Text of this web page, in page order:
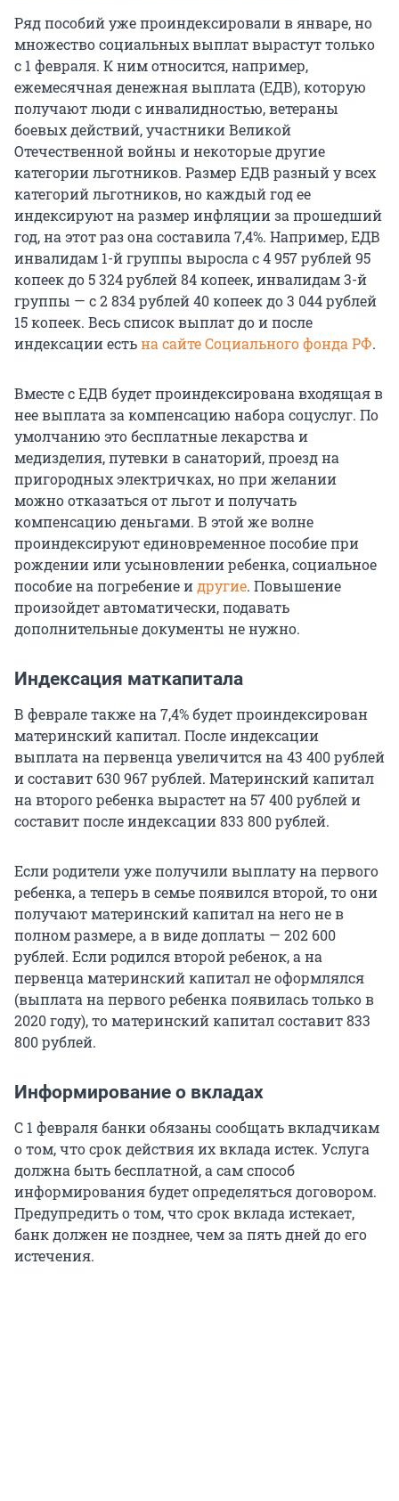
Ряд пособий уже проиндексировали в январе, но
множество социальных выплат вырастут только
с 1 февраля. К ним относится, например,
ежемесячная денежная выплата (ЕДВ), которую
получают люди с инвалидностью, ветераны
боевых действий, участники Великой
Отечественной войны и некоторые другие
категории льготников. Размер ЕДВ разный у всех
категорий льготников, но каждый год ее
индексируют на размер инфляции за прошедший
год, на этот раз она составила 7,4%. Например, ЕДВ
инвалидам 1-й группы выросла с 4 957 рублей 95
копеек до 5 324 рублей 84 копеек, инвалидам 3-й
группы — с 2 834 рублей 40 копеек до 3 044 рублей
15 копеек. Весь список выплат до и после
индексации естьна сайте Социального фонда РФ.
Вместе с ЕДВ будет проиндексирована входящая в
нее выплата за компенсацию набора соцуслуг. По
умолчанию это бесплатные лекарства и
медизделия, путевки в санаторий, проезд на
пригородных электричках, но при желании
можно отказаться от льгот и получать
компенсацию деньгами. В этой же волне
проиндексируют единовременное пособие при
рождении или усыновлении ребенка, социальное
пособие на погребение идругие. Повышение
произойдет автоматически, подавать
дополнительные документы не нужно.
Индексация маткапитала
В феврале также на 7,4% будет проиндексирован
материнский капитал. После индексации
выплата на первенца увеличится на 43 400 рублей
и составит 630 967 рублей. Материнский капитал
на второго ребенка вырастет на 57 400 рублей и
составит после индексации 833 800 рублей.
Если родители уже получили выплату на первого
ребенка, а теперь в семье появился второй, то они
получают материнский капитал на него не в
полном размере, а в виде доплаты — 202 600
рублей. Если родился второй ребенок, а на
первенца материнский капитал не оформлялся
(выплата на первого ребенка появилась только в
2020 году), то материнский капитал составит 833
800 рублей.
Информирование о вкладах
С 1 февраля банки обязаны сообщать вкладчикам
о том, что срок действия их вклада истек. Услуга
должна быть бесплатной, а сам способ
информирования будет определяться договором.
Предупредить о том, что срок вклада истекает,
банк должен не позднее, чем за пять дней до его
истечения.